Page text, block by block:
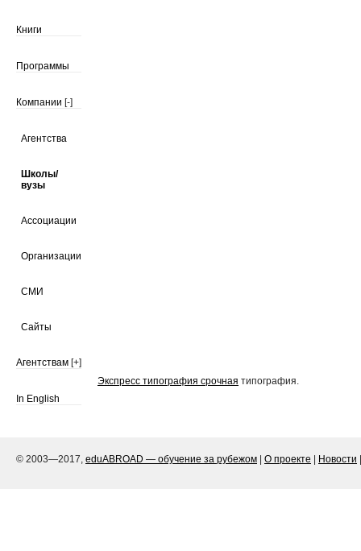
Книги
Программы
Компании [-]
Агентства
Школы/
вузы
Ассоциации
Организации
СМИ
Сайты
Агентствам [+]
In English
Экспресс типография срочная типография.
© 2003—2017, eduABROAD — обучение за рубежом О проекте Новости